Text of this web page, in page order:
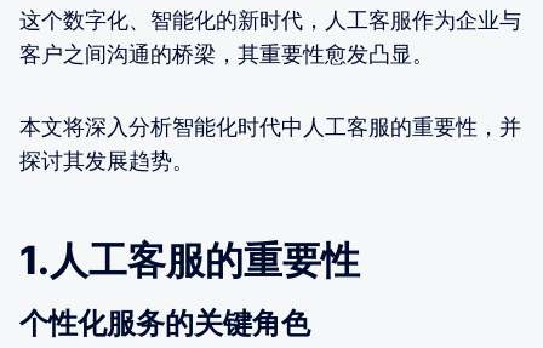
这个数字化、智能化的新时代，人工客服作为企业与
客户之间沟通的桥梁，其重要性愈发凸显。
本文将深入分析智能化时代中人工客服的重要性，并
探讨其发展趋势。
1.人工客服的重要性
个性化服务的关键角色